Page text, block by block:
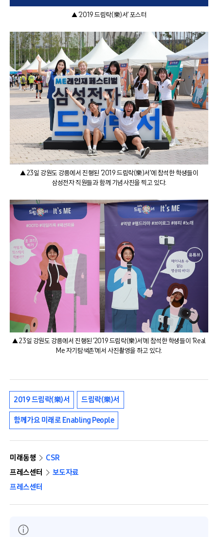
▲ ‘2019 드림락(樂)서’ 포스터
▲ 23일 강원도 강릉에서 진행된 ‘2019 드림락(樂)서’에 참석한 학생들이
삼성전자 직원들과 함께 기념사진을 찍고 있다.
▲ 23일 강원도 강릉에서 진행된 ‘2019 드림락(樂)서’에 참석한 학생들이 ‘Real
Me 자기탐색존’에서 사진촬영을 하고 있다.
2019 드림락(樂)서 드림락(樂)서
함께가요 미래로 Enabling People
미래동행
CSR
프레스센터
보도자료
프레스센터